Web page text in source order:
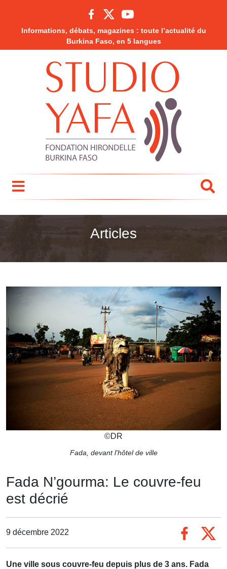
Informations, débats, magazines : toute l’actualité du
Burkina Faso, en 5 langues
Articles
©DR
Fada, devant l'hôtel de ville
Fada N’gourma: Le couvre-feu
est décrié
9 décembre 2022
Une ville sous couvre-feu depuis plus de 3 ans. Fada